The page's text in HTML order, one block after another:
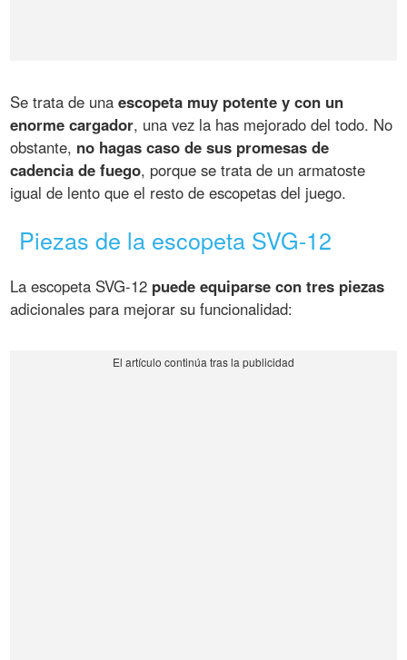
Se trata de unaescopeta muy potente y con un
enorme cargador, una vez la has mejorado del todo. No
obstante, no hagas caso de sus promesas de
cadencia de fuego, porque se trata de un armatoste
igual de lento que el resto de escopetas del juego.
Piezas de la escopeta SVG-12
La escopeta SVG-12 puede equiparse con tres piezas
adicionales para mejorar su funcionalidad: